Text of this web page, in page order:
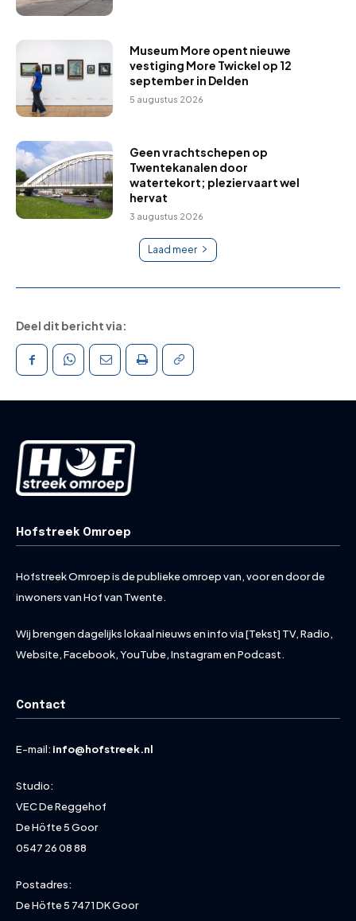
Museum More opent nieuwe
vestiging More Twickel op 12
september in Delden
5 augustus 2026
Geen vrachtschepen op
Twentekanalen door
watertekort; pleziervaart wel
hervat
3 augustus 2026
Laad meer
Deel dit bericht via:
Hofstreek Omroep
Hofstreek Omroep is de publieke omroep van, voor en door de
inwoners van Hof van Twente.
Wij brengen dagelijks lokaal nieuws en info via [Tekst] TV, Radio,
Website, Facebook, YouTube, Instagram en Podcast.
Contact
E-mail: info@hofstreek.nl
Studio:
VEC De Reggehof
De Höfte 5 Goor
0547 26 08 88
Postadres:
De Höfte 5 7471 DK Goor